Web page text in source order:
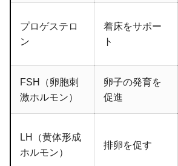
プロゲステロ
ン
着床をサポー
ト
FSH（卵胞刺
激ホルモン）
卵子の発育を
促進
LH（黄体形成
ホルモン）
排卵を促す